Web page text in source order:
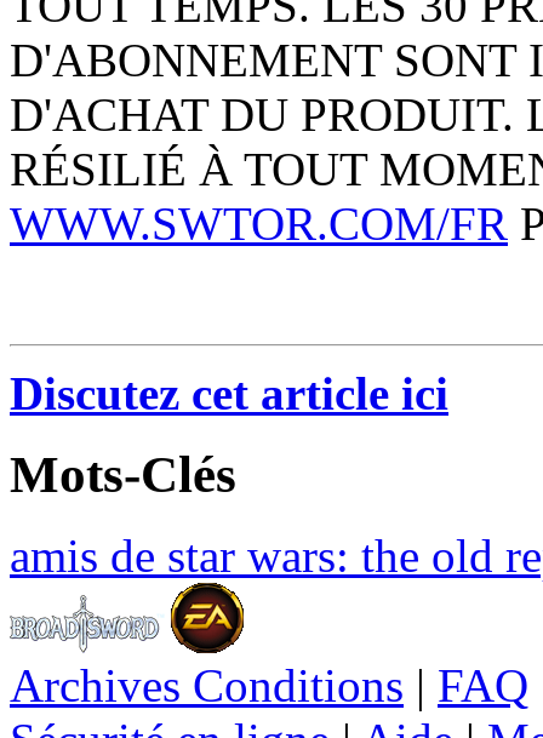
D'ABONNEMENT SONT
D'ACHAT DU PRODUIT.
RÉSILIÉ À TOUT
WWW.SWTOR.COM/FR
Discutez cet article ici
Mots-Clés
amis de star wars: the old
Archives Conditions | FAQ